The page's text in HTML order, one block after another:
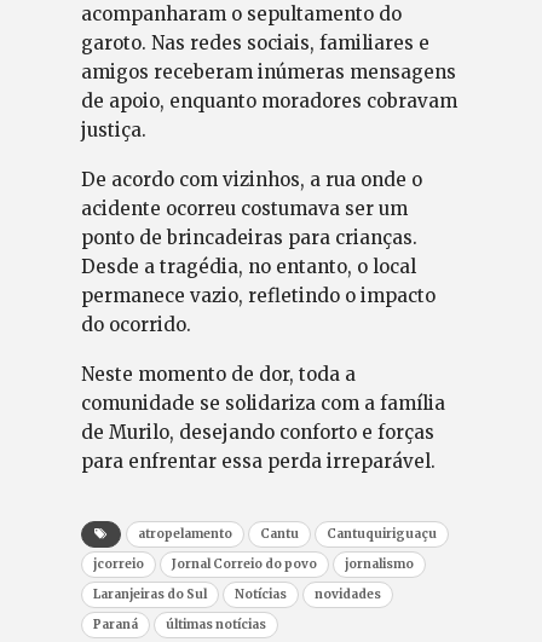
acompanharam o sepultamento do
garoto. Nas redes sociais, familiares e
amigos receberam inúmeras mensagens
de apoio, enquanto moradores cobravam
justiça.
De acordo com vizinhos, a rua onde o
acidente ocorreu costumava ser um
ponto de brincadeiras para crianças.
Desde a tragédia, no entanto, o local
permanece vazio, refletindo o impacto
do ocorrido.
Neste momento de dor, toda a
comunidade se solidariza com a família
de Murilo, desejando conforto e forças
para enfrentar essa perda irreparável.
atropelamento Cantu
Cantuquiriguaçu
jcorreio
Jornal Correio do povo
jornalismo
Laranjeiras do Sul
Notícias
novidades
Paraná
últimas notícias